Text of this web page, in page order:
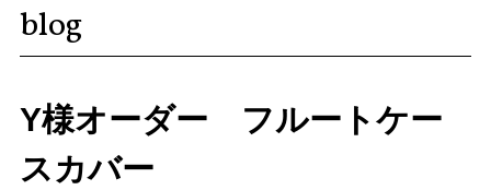
blog
Y様オーダー フルートケー
スカバー